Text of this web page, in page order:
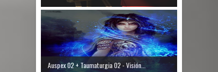
Auspex 02 + Taumaturgia 02 - Visión...